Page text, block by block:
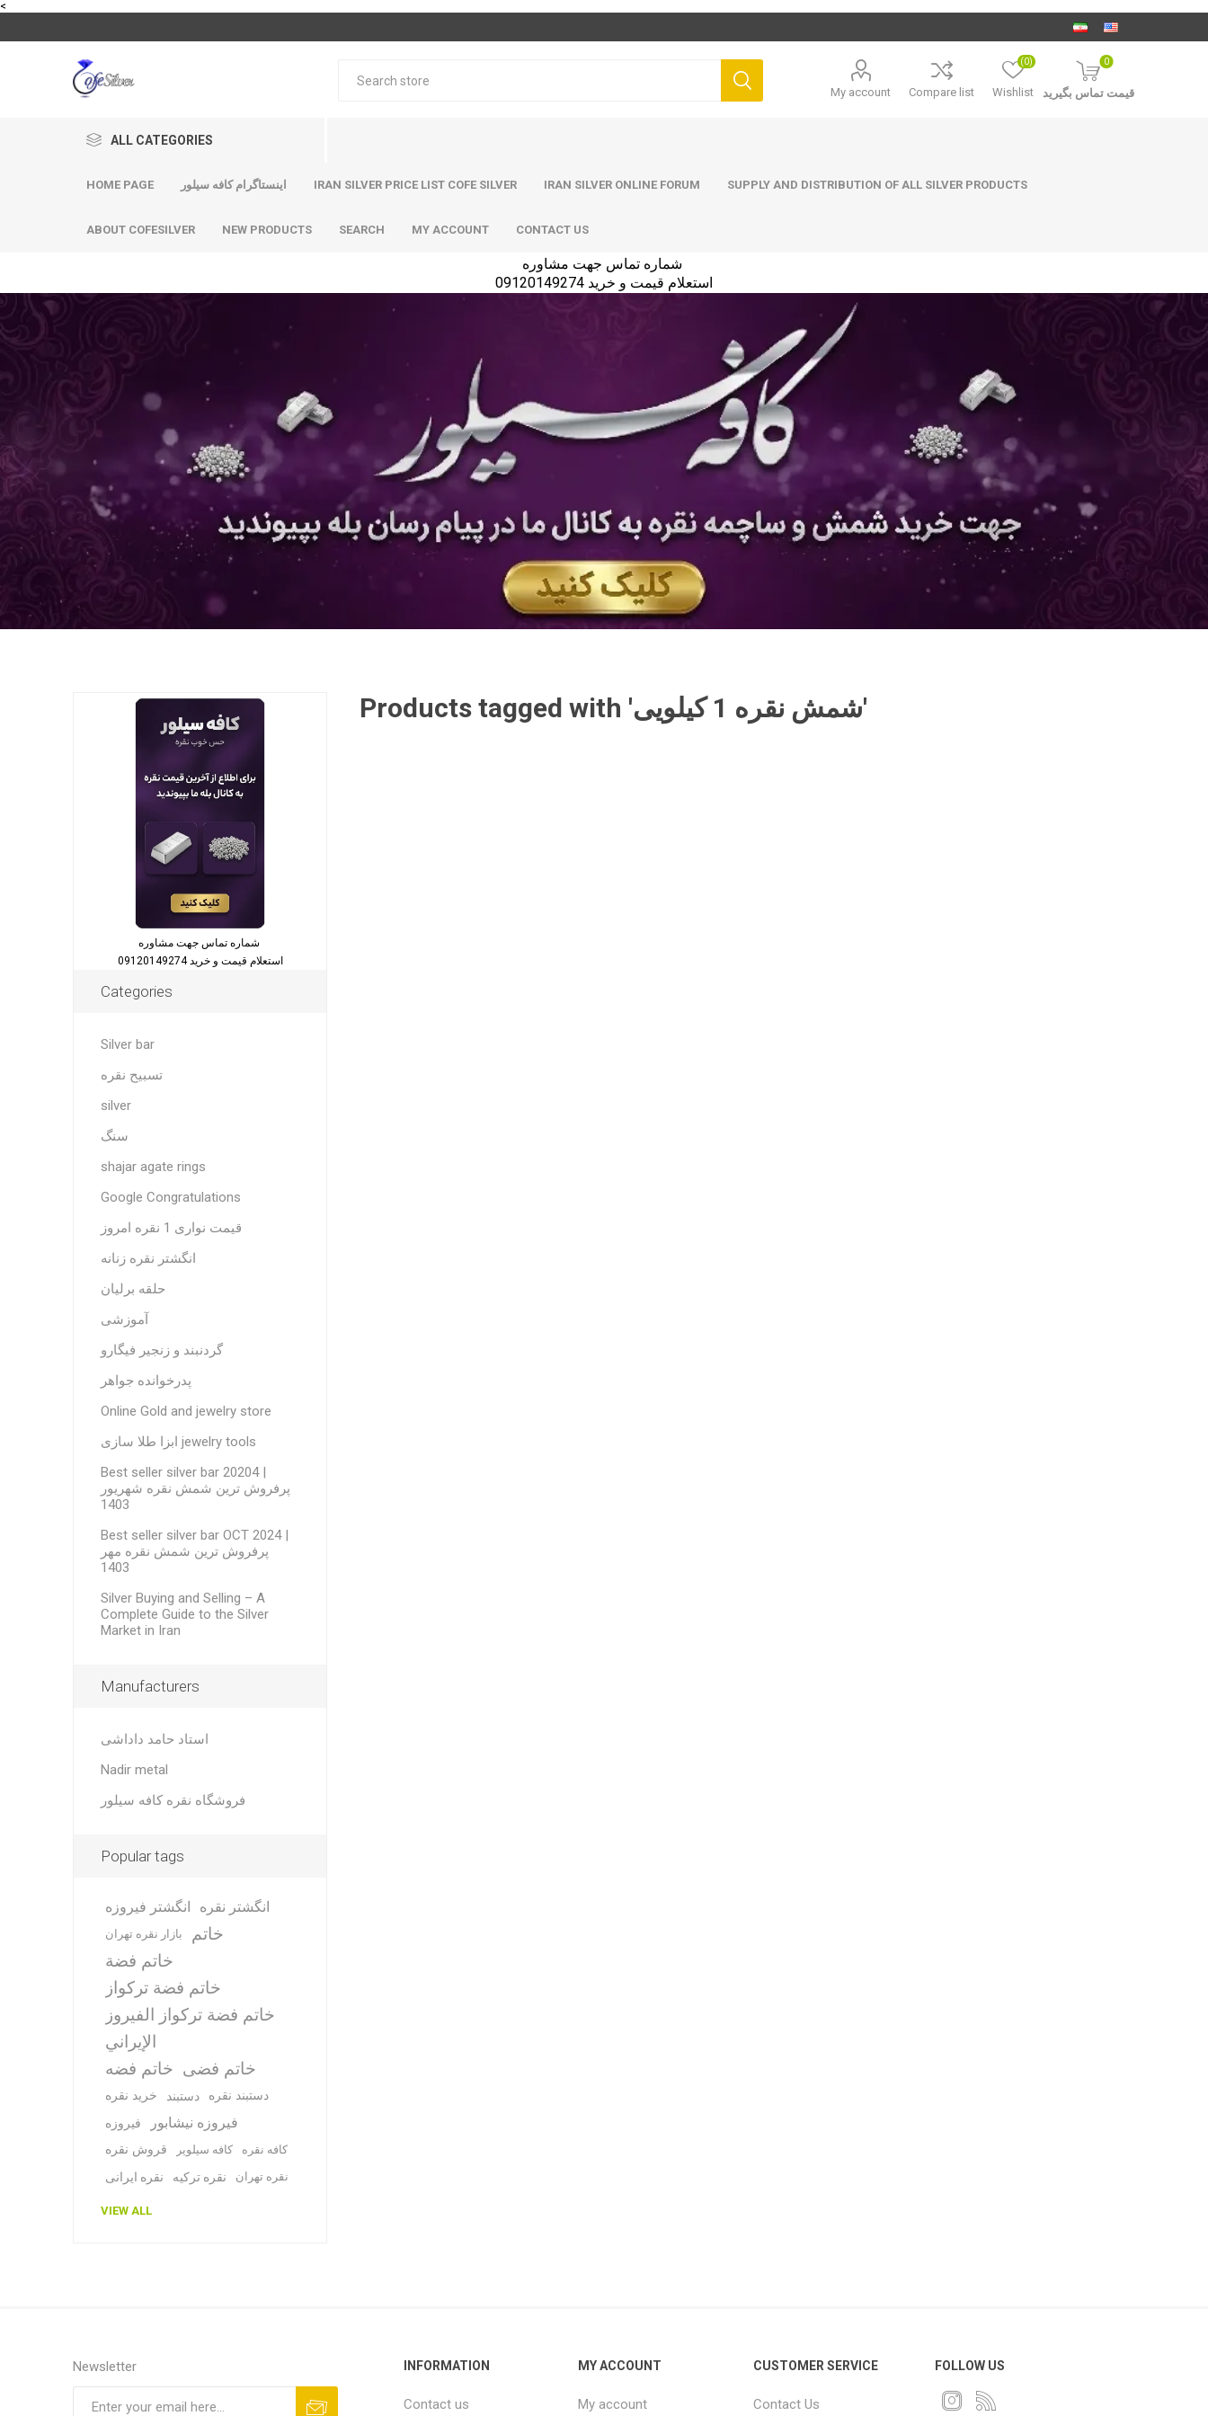
<
My account Compare list Wishlist
(0) 0
قیمت تماس بگیرید
ALL CATEGORIES
HOME PAGE اینستاگرام کافه سیلور IRAN SILVER PRICE LIST COFE SILVER IRAN SILVER ONLINE FORUM SUPPLY AND DISTRIBUTION OF ALL SILVER PRODUCTS
ABOUT COFESILVER NEW PRODUCTS SEARCH MY ACCOUNT CONTACT US
استعلام قیمت و خرید 09120149274
Products tagged with 'شمش نقره 1 کیلویی'
استعلام قیمت و خرید 09120149274
Categories
Silver bar
تسبیح نقره
silver
سنگ
shajar agate rings
Google Congratulations
قیمت نواری 1 نقره امروز
انگشتر نقره زنانه
حلقه برلیان
آموزشی
گردنبند و زنجیر فیگارو
پدرخوانده جواهر
Online Gold and jewelry store
ابزا طلا سازی jewelry tools
Best seller silver bar 20204 |
پرفروش ترین شمش نقره شهریور
1403
Best seller silver bar OCT 2024 |
پرفروش ترین شمش نقره مهر
1403
Silver Buying and Selling – A
Complete Guide to the Silver
Market in Iran
Manufacturers
استاد حامد داداشی
Nadir metal
فروشگاه نقره کافه سیلور
Popular tags
انگشتر فیروزه انگشتر نقره
بازار نقره تهران
خاتم
خاتم فضة
خاتم فضة تركواز
خاتم فضة تركواز الفيروز
الإيراني
خاتم فضه خاتم فضی
خرید نقره دستبند دستبند نقره
فیروزه فیروزه نیشابور
قروش نقره کافه سیلویر کافه نقره
نقره ایرانی نقره ترکیه نقره تهران
VIEW ALL
Newsletter INFORMATION
Contact us
MY ACCOUNT
My account
CUSTOMER SERVICE
Contact Us
FOLLOW US